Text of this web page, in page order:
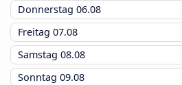
Donnerstag 06.08
Freitag 07.08
Samstag 08.08
Sonntag 09.08